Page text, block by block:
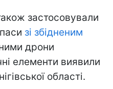
застосовували
зі збідненим
дрони
елементи виявили
області.